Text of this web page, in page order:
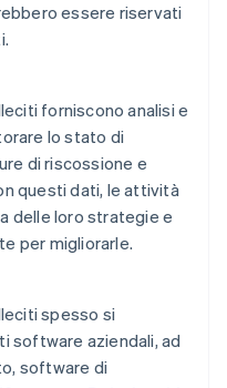
essere riservati
forniscono analisi e
lo stato di
di riscossione e
questi dati, le attività
delle loro strategie e
per migliorarle.
spesso si
software aziendali, ad
software di